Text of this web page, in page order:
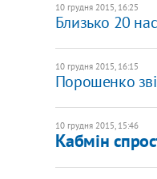
10 грудня 2015, 16:25
Близько 20
10 грудня 2015, 16:15
Порошенко
10 грудня 2015, 15:46
Кабмін